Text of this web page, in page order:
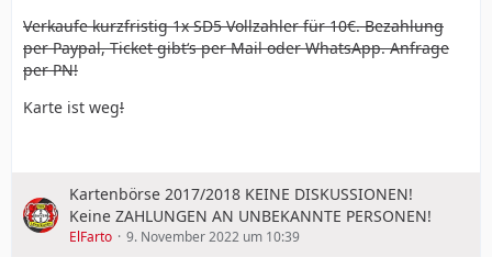
Verkaufe kurzfristig 1x SD5 Vollzahler für 10€. Bezahlung
per Paypal, Ticket gibt‘s per Mail oder WhatsApp. Anfrage
per PN!
Karte ist weg!
Kartenbörse 2017/2018 KEINE DISKUSSIONEN!
Keine ZAHLUNGEN AN UNBEKANNTE PERSONEN!
ElFarto 9. November 2022 um 10:39